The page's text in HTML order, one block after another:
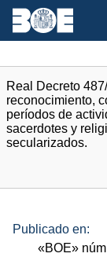
Real Decreto
reconocimiento,
períodos de
sacerdotes y
secularizados.
Publicado en:
«BOE»